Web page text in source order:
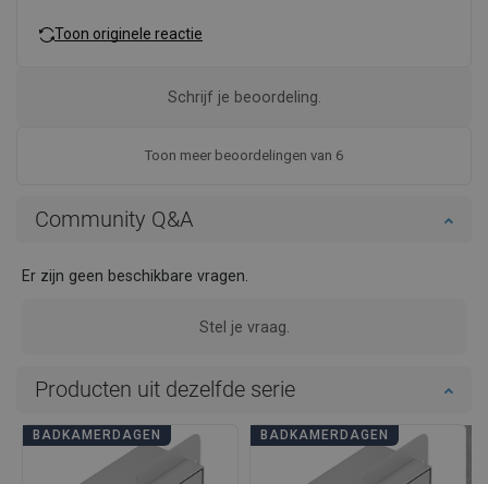
Toon originele reactie
Toon meer beoordelingen van 6
Schrijf je beoordeling.
Community Q&A
Er zijn geen beschikbare vragen.
Stel je vraag.
Producten uit dezelfde serie
BADKAMERDAGEN BADKAMERDAGEN